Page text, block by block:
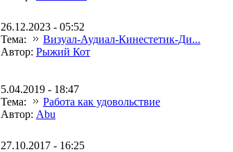
26.12.2023 - 05:52
Тема:
Визуал-Аудиал-Кинестетик-Ди...
Автор: Рыжий Кот
5.04.2019 - 18:47
Тема:
Работа как удовольствие
Автор: Abu
27.10.2017 - 16:25